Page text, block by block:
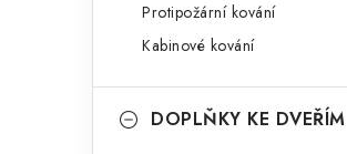
Protipožární kování
Kabinové kování
DOPLŇKY KE DVEŘÍM